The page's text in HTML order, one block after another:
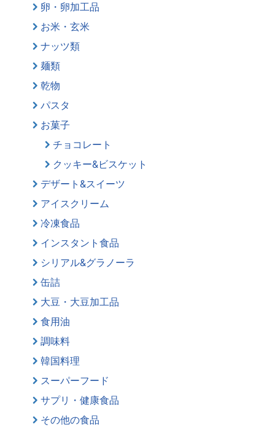
卵・卵加工品
お米・玄米
ナッツ類
麺類
乾物
パスタ
お菓子
チョコレート
クッキー&ビスケット
デザート&スイーツ
アイスクリーム
冷凍食品
インスタント食品
シリアル&グラノーラ
缶詰
大豆・大豆加工品
食用油
調味料
韓国料理
スーパーフード
サプリ・健康食品
その他の食品